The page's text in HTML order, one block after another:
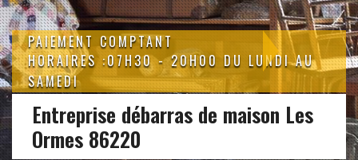
PAIEMENT COMPTANT
HORAIRES :07H30 - 20H00 DU LUNDI AU
SAMEDI
Entreprise débarras de maison Les
Ormes 86220